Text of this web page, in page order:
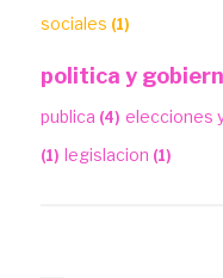
sociales (1)
politica y
publica (4) elecciones
(1) legislacion (1)